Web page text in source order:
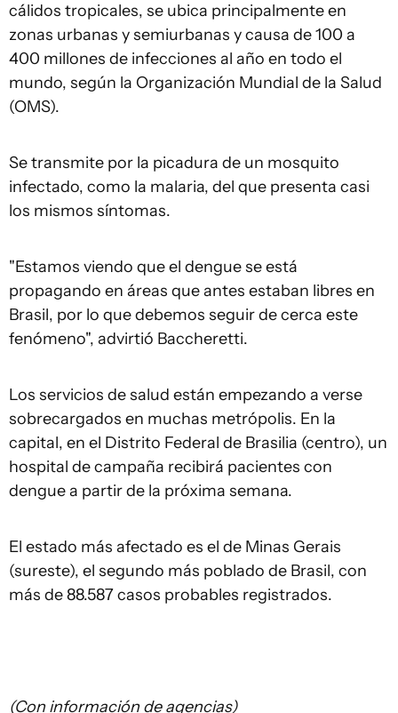
cálidos tropicales, se ubica principalmente en
zonas urbanas y semiurbanas y causa de 100 a
400 millones de infecciones al año en todo el
mundo, según la Organización Mundial de la Salud
(OMS).
Se transmite por la picadura de un mosquito
infectado, como la malaria, del que presenta casi
los mismos síntomas.
"Estamos viendo que el dengue se está
propagando en áreas que antes estaban libres en
Brasil, por lo que debemos seguir de cerca este
fenómeno", advirtió Baccheretti.
Los servicios de salud están empezando a verse
sobrecargados en muchas metrópolis. En la
capital, en el Distrito Federal de Brasilia (centro), un
hospital de campaña recibirá pacientes con
dengue a partir de la próxima semana.
El estado más afectado es el de Minas Gerais
(sureste), el segundo más poblado de Brasil, con
más de 88.587 casos probables registrados.
(Con información de agencias)